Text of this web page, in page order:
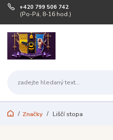
+420 799 506 742
(Po-Pá, 8-16 hod.)
Značky Liščí stopa